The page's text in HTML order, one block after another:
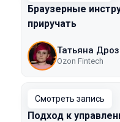
Браузерные
приручать
Татьяна
Ozon Fintech
Смотреть запись
Подход к